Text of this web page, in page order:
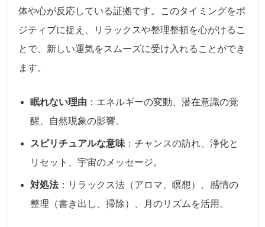
体や心が反応している証拠です。このタイミングをポ
ジティブに捉え、リラックスや整理整頓を心がけるこ
とで、新しい運気をスムーズに受け入れることができ
ます。
眠れない理由 ：エネルギーの変動、潜在意識の覚
醒、自然現象の影響。
スピリチュアルな意味 ：チャンスの訪れ、浄化と
リセット、宇宙のメッセージ。
対処法：リラックス法（アロマ、瞑想）、感情の
整理（書き出し、掃除）、月のリズムを活用。